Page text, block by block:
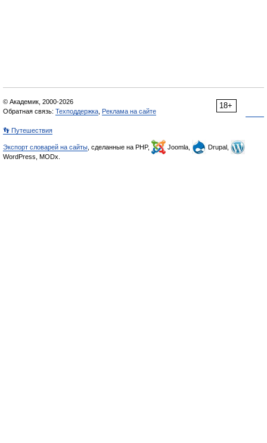
18+
© Академик, 2000-2026
Обратная связь: Техподдержка Реклама на сайте
👣 Путешествия
Экспорт словарей на сайты , сделанные на PHP, Joomla,
Drupal,
WordPress, MODx.